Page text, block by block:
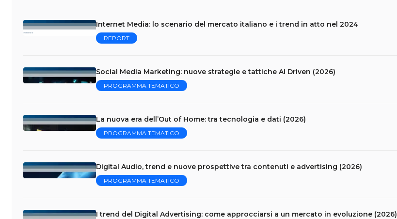
Internet Media: lo scenario del mercato italiano e i trend in atto nel 2024
REPORT
Social Media Marketing: nuove strategie e tattiche AI Driven (2026)
PROGRAMMA TEMATICO
La nuova era dell’Out of Home: tra tecnologia e dati (2026)
PROGRAMMA TEMATICO
Digital Audio, trend e nuove prospettive tra contenuti e advertising (2026)
PROGRAMMA TEMATICO
I trend del Digital Advertising: come approcciarsi a un mercato in evoluzione (2026)